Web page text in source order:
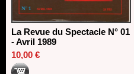
La Revue du Spectacle N° 01
- Avril 1989
10,00 €